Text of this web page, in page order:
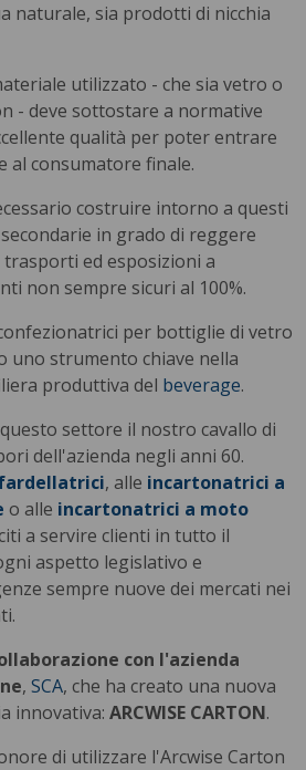
naturale, sia prodotti di nicchia
utilizzato - che sia vetro o
- deve sottostare a normative
qualità per poter entrare
al consumatore finale.
costruire intorno a questi
in grado di reggere
ed esposizioni a
non sempre sicuri al 100%.
per bottiglie di vetro
uno strumento chiave nella
produttiva del beverage.
settore il nostro cavallo di
dell'azienda negli anni 60.
, alle incartonatrici a
o alle incartonatrici a moto
a servire clienti in tutto il
aspetto legislativo e
sempre nuove dei mercati nei
con l'azienda
, SCA, che ha creato una nuova
innovativa: ARCWISE CARTON.
di utilizzare l'Arcwise Carton